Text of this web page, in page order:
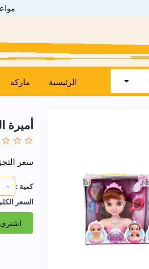
الرئيسية ماركة
أميرة
سعر
كمية : -
السعر
اشتري